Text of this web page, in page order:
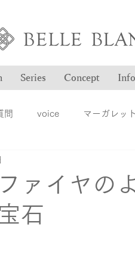
Series Concept
問 voice マーガレット
ファッションジュエリー
ァイヤの
石